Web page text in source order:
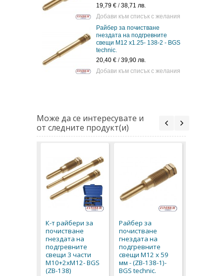
19,79 €/38,71 лв.
Добави към списък с желания
Райбер за почистване
гнездата на подгревните
свещи M12 x1.25- 138-2 - BGS
technic.
20,40 €/39,90 лв.
Добави към списък с желания
Може да се интересувате и
от следните продукт(и)
К-т райбери за
почистване
гнездата на
подгревните
свещи 3 части
М10+2хМ12- BGS
(ZB-138)
Райбер за
почистване
гнездата на
подгревните
свещи М12 х 59
мм - (ZB-138-1)-
BGS technic.